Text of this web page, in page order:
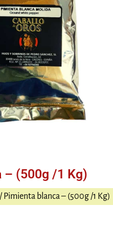
– (500g /1 Kg)
/ Pimienta blanca – (500g /1 Kg)